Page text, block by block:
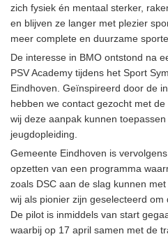
zich fysiek én mentaal sterker,
en blijven ze langer met plezier
meer complete en duurzame
De interesse in BMO ontstond na
PSV Academy tijdens het Sport
Eindhoven. Geïnspireerd door de
hebben we contact gezocht met
wij deze aanpak kunnen
jeugdopleiding.
Gemeente Eindhoven is
opzetten van een programma
zoals DSC aan de slag kunnen
wij als pionier zijn geselecteerd om
De pilot is inmiddels van start
waarbij op 17 april samen met de